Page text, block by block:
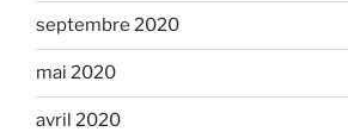
septembre 2020
mai 2020
avril 2020